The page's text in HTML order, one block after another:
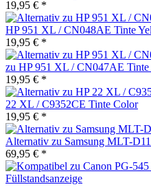
19,95 € *
HP 951 XL / CN048AE Tinte
19,95 € *
zu HP 951 XL / CN047AE Tinte
19,95 € *
22 XL / C9352CE Tinte Color
19,95 € *
Alternativ zu Samsung MLT-
69,95 € *